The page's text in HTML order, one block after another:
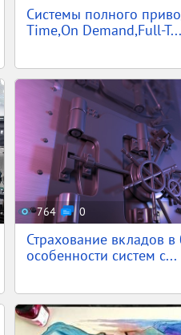
Системы полного
Time,On Demand,Full-T...
764 0
Страхование вкладов в
особенности систем с...